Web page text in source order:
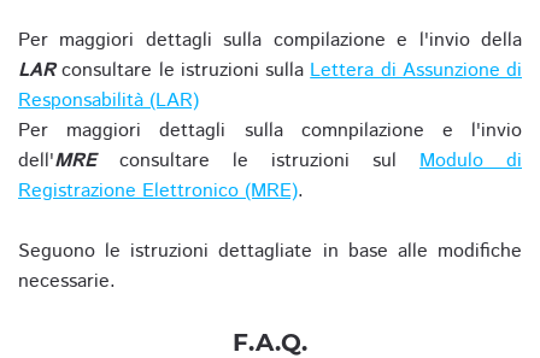
Per maggiori dettagli sulla compilazione e l'invio della
LARconsultare le istruzioni sullaLettera di Assunzione di
Responsabilità (LAR)
Per maggiori dettagli sulla comnpilazione e l'invio
dell'MREconsultare le istruzioni sul Modulo di
Registrazione Elettronico (MRE).
Seguono le istruzioni dettagliate in base alle modifiche
necessarie.
F.A.Q.